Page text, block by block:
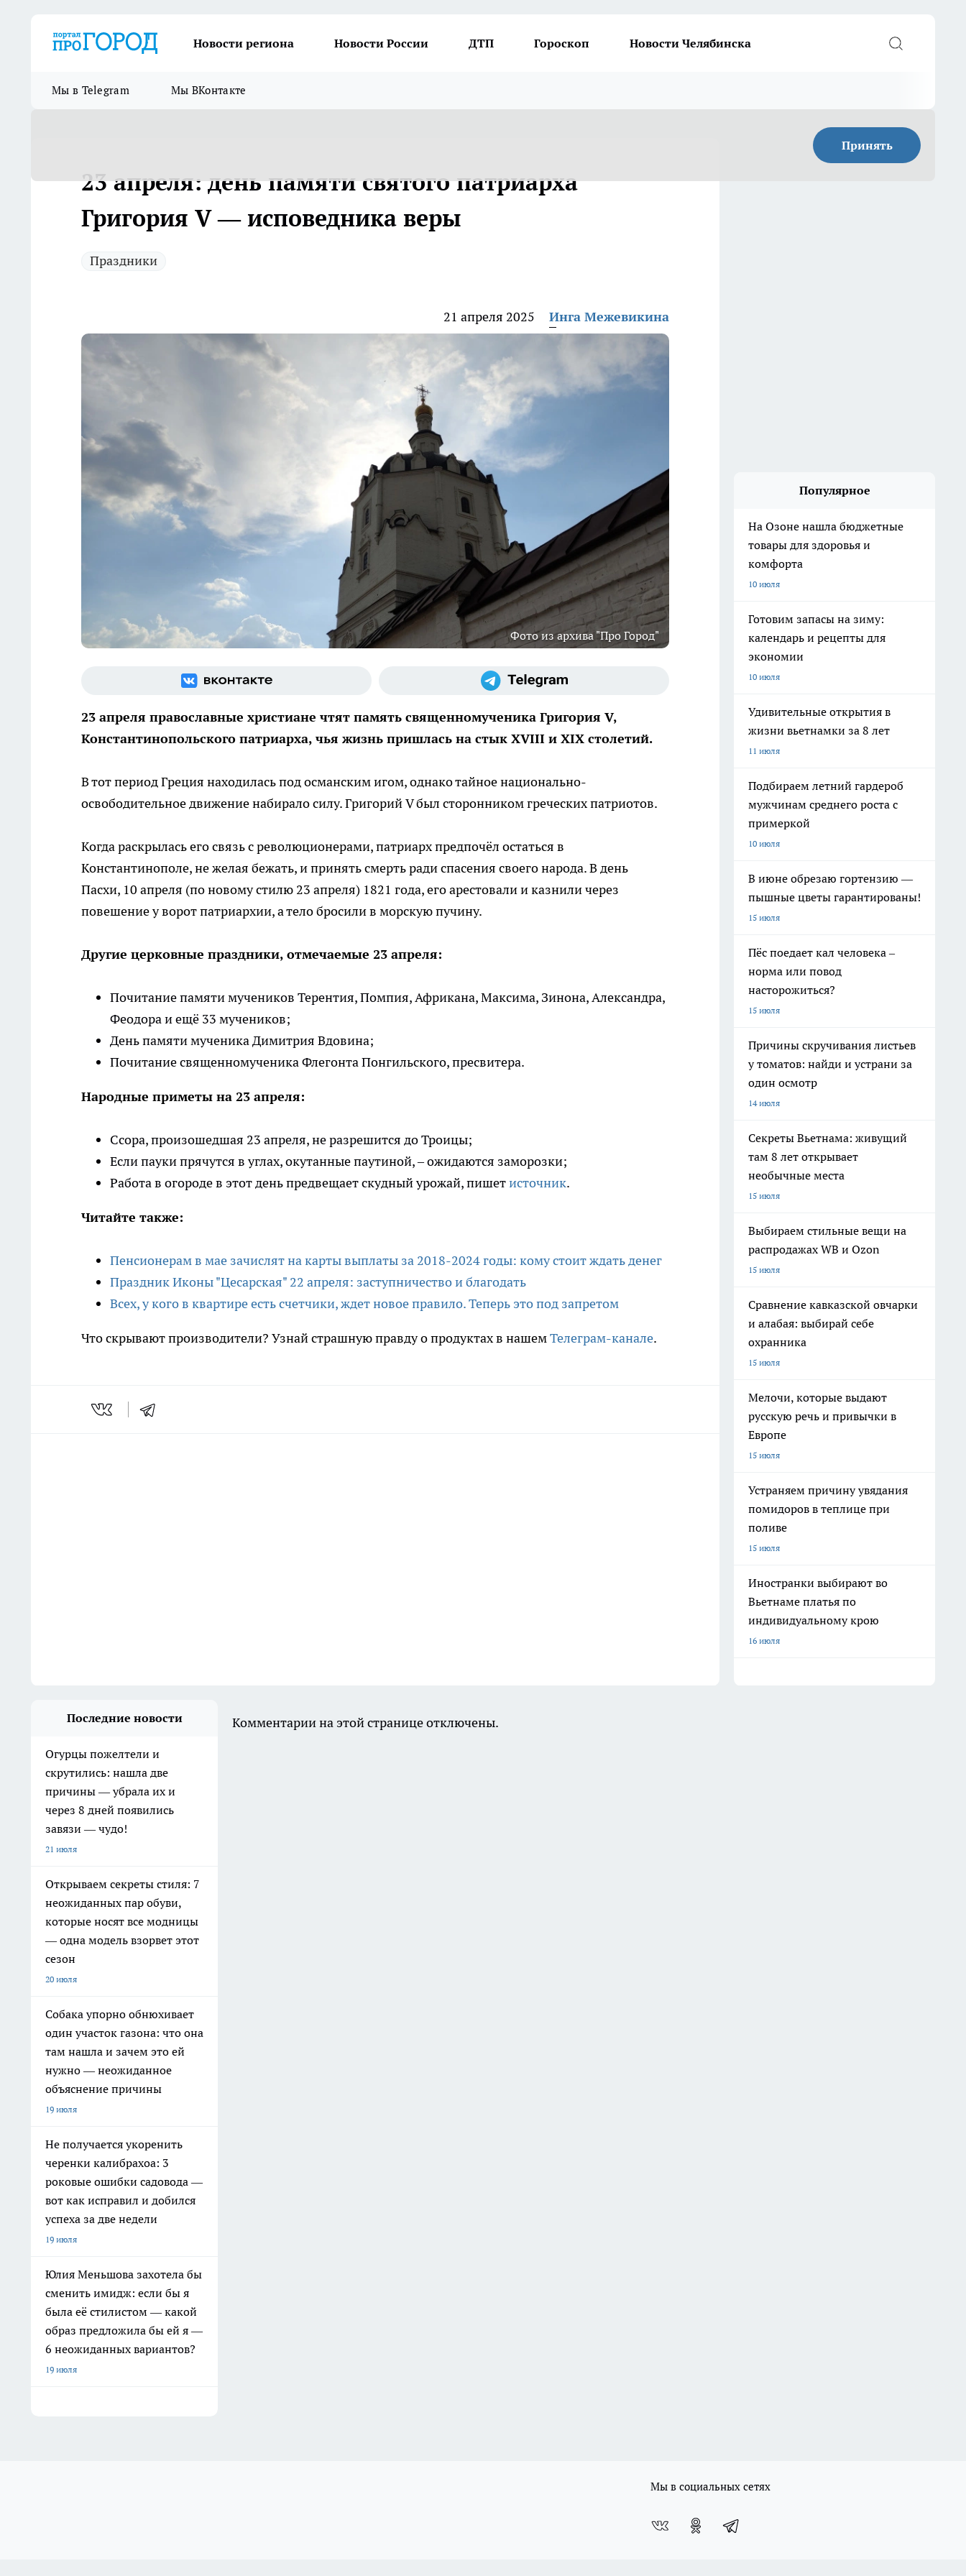
Новости региона Новости России ДТП Гороскоп Новости Челябинска
Мы в Telegram Мы ВКонтакте
Принять
23 апреля: день памяти святого патриарха
Григория V — исповедника веры
Праздники
21 апреля 2025 Инга Межевикина
Фото из архива "Про Город"
23 апреля православные христиане чтят память священномученика Григория V,
Константинопольского патриарха, чья жизнь пришлась на стык XVIII и XIX столетий.
В тот период Греция находилась под османским игом, однако тайное национально-
освободительное движение набирало силу. Григорий V был сторонником греческих патриотов.
Когда раскрылась его связь с революционерами, патриарх предпочёл остаться в
Константинополе, не желая бежать, и принять смерть ради спасения своего народа. В день
Пасхи, 10 апреля (по новому стилю 23 апреля) 1821 года, его арестовали и казнили через
повешение у ворот патриархии, а тело бросили в морскую пучину.
Другие церковные праздники, отмечаемые 23 апреля:
Почитание памяти мучеников Терентия, Помпия, Африкана, Максима, Зинона, Александра,
Феодора и ещё 33 мучеников;
День памяти мученика Димитрия Вдовина;
Почитание священномученика Флегонта Понгильского, пресвитера.
Народные приметы на 23 апреля:
Ссора, произошедшая 23 апреля, не разрешится до Троицы;
Если пауки прячутся в углах, окутанные паутиной, – ожидаются заморозки;
Работа в огороде в этот день предвещает скудный урожай, пишетисточник.
Читайте также:
Пенсионерам в мае зачислят на карты выплаты за 2018-2024 годы: кому стоит ждать денег
Праздник Иконы "Цесарская" 22 апреля: заступничество и благодать
Всех, у кого в квартире есть счетчики, ждет новое правило. Теперь это под запретом
Что скрывают производители? Узнай страшную правду о продуктах в нашемТелеграм-канале.
Популярное
На Озоне нашла бюджетные
товары для здоровья и
комфорта
10 июля
Готовим запасы на зиму:
календарь и рецепты для
экономии
10 июля
Удивительные открытия в
жизни вьетнамки за 8 лет
11 июля
Подбираем летний гардероб
мужчинам среднего роста с
примеркой
10 июля
В июне обрезаю гортензию —
пышные цветы гарантированы!
15 июля
Пёс поедает кал человека –
норма или повод
насторожиться?
15 июля
Причины скручивания листьев
у томатов: найди и устрани за
один осмотр
14 июля
Секреты Вьетнама: живущий
там 8 лет открывает
необычные места
15 июля
Выбираем стильные вещи на
распродажах WB и Ozon
15 июля
Сравнение кавказской овчарки
и алабая: выбирай себе
охранника
15 июля
Мелочи, которые выдают
русскую речь и привычки в
Европе
15 июля
Устраняем причину увядания
помидоров в теплице при
поливе
15 июля
Иностранки выбирают во
Вьетнаме платья по
индивидуальному крою
16 июля
Последние новости
Огурцы пожелтели и
скрутились: нашла две
причины — убрала их и
через 8 дней появились
завязи — чудо!
21 июля
Открываем секреты стиля: 7
неожиданных пар обуви,
которые носят все модницы
— одна модель взорвет этот
сезон
20 июля
Собака упорно обнюхивает
один участок газона: что она
там нашла и зачем это ей
нужно — неожиданное
объяснение причины
19 июля
Не получается укоренить
черенки калибрахоа: 3
роковые ошибки садовода —
вот как исправил и добился
успеха за две недели
19 июля
Юлия Меньшова захотела бы
сменить имидж: если бы я
была её стилистом — какой
образ предложила бы ей я —
6 неожиданных вариантов?
19 июля
Комментарии на этой странице отключены.
Мы в социальных сетях